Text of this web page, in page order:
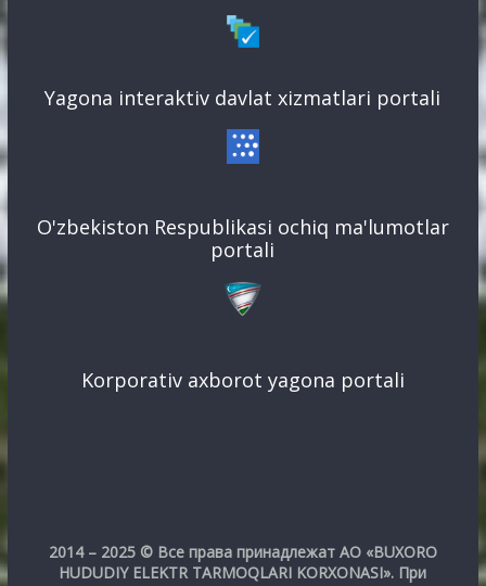
Yagona interaktiv davlat xizmatlari portali
O'zbekiston Respublikasi ochiq ma'lumotlar
portali
Korporativ axborot yagona portali
2014 – 2025 © Все права принадлежат АО «BUXORO
HUDUDIY ELEKTR TARMOQLARI KORXONASI». При